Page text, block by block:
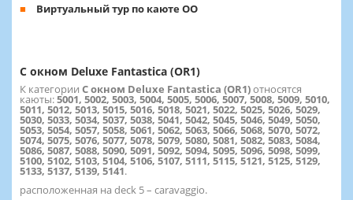
Виртуальный тур по каюте OO
С окном Deluxe Fantastica (OR1)
К категории С окном Deluxe Fantastica (OR1)относятся
каюты:5001, 5002, 5003, 5004, 5005, 5006, 5007, 5008, 5009, 5010,
5011, 5012, 5013, 5015, 5016, 5018, 5021, 5022, 5025, 5026, 5029,
5030, 5033, 5034, 5037, 5038, 5041, 5042, 5045, 5046, 5049, 5050,
5053, 5054, 5057, 5058, 5061, 5062, 5063, 5066, 5068, 5070, 5072,
5074, 5075, 5076, 5077, 5078, 5079, 5080, 5081, 5082, 5083, 5084,
5086, 5087, 5088, 5090, 5091, 5092, 5094, 5095, 5096, 5098, 5099,
5100, 5102, 5103, 5104, 5106, 5107, 5111, 5115, 5121, 5125, 5129,
5133, 5137, 5139, 5141.
расположенная на deck 5 – caravaggio.